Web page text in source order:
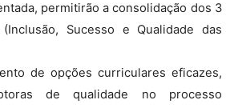
permitirão a consolidação dos 3
Sucesso e Qualidade das
de opções curriculares eficazes,
de qualidade no processo